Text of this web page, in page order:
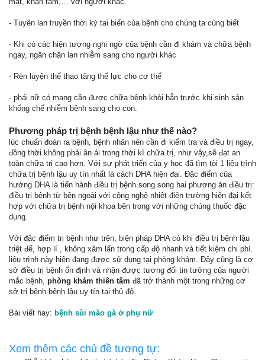
- Tuyên lan truyền thời kỳ tai biến của bệnh cho chúng ta cùng biết
- Khi có các hiện tượng nghi ngờ của bệnh cần đi khám và chữa bệnh
ngay, ngăn chặn lan nhiễm sang cho người khác
- Rèn luyện thể thao tăng thể lực cho cơ thể
- phái nữ có mang cần được chữa bệnh khỏi hẳn trước khi sinh sản
khống chế nhiễm bệnh sang cho con.
Phương pháp trị bệnh bệnh lậu như thế nào?
lúc chuẩn đoán ra bệnh, bệnh nhân nên cần đi kiểm tra và điều trị ngay,
đồng thời không phải ân ái trong thời kì chữa trị, như vậy,sẽ đạt an
toàn chữa trị cao hơn. Với sự phát triển của y học đã tìm tòi 1 liệu trình
chữa trị bệnh lậu uy tín nhất là cách DHA hiện đại. Đặc điểm của
hướng DHA là tiến hành điều trị bệnh song song hai phương án điều trị:
điều trị bệnh từ bên ngoài với công nghệ nhiệt điện trường hiện đại kết
hợp với chữa trị bệnh nội khoa bên trong với những chủng thuốc đặc
dụng.
Với đặc điểm trị bệnh như trên, biện pháp DHA có khi điều trị bệnh lậu
triệt để, hợp lí , không xâm lấn trong cấp độ nhanh và tiết kiệm chi phí.
liệu trình này hiện đang được sử dụng tại phòng khám. Đây cũng là cơ
sở điều trị bệnh ổn định và nhận được tương đối tin tưởng của người
mắc bệnh, phòng khám thiên tâm đã trở thành một trong những cơ
sở trị bệnh bệnh lậu uy tín tại thủ đô.
Bài viết hay: bệnh sùi mào gà ở phụ nữ
Xem thêm các chủ đề tương tự: